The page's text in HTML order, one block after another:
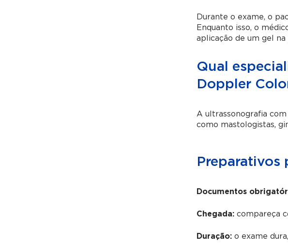
Durante o exame, o
Enquanto isso, o
aplicação de um gel
Qual
Doppler
A ultrassonografia
como mastologistas,
Preparativos
Documentos
Chegada:compareça
Duração:o exame